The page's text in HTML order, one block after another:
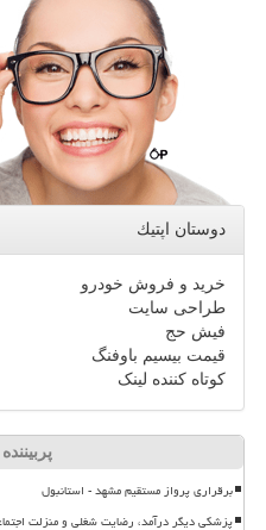
دوستان اپتیك
خرید و فروش خودرو
طراحی سایت
فیش حج
قیمت بیسیم باوفنگ
کوتاه کننده لینک
برقراری پرواز مستقیم مشهد - استانبول
پزشکی دیگر درآمد، رضایت شغلی و منزلت